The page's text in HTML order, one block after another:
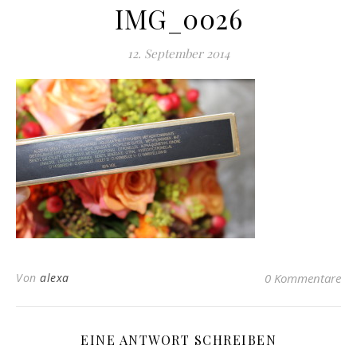
IMG_0026
12. September 2014
Von alexa 0 Kommentare
EINE ANTWORT SCHREIBEN